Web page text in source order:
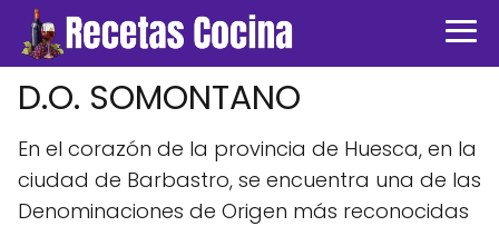
D.O. SOMONTANO
En el corazón de la provincia de Huesca, en la
ciudad de Barbastro, se encuentra una de las
Denominaciones de Origen más reconocidas